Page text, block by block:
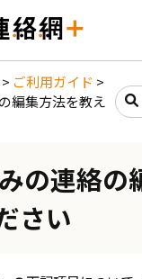
> ご利用ガイド >
編集方法を教え
の連絡の
さい